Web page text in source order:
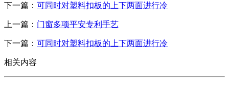
下一篇： 可同时对塑料扣板的上下两面进行冷
上一篇： 门窗多项平安专利手艺
下一篇： 可同时对塑料扣板的上下两面进行冷
相关内容